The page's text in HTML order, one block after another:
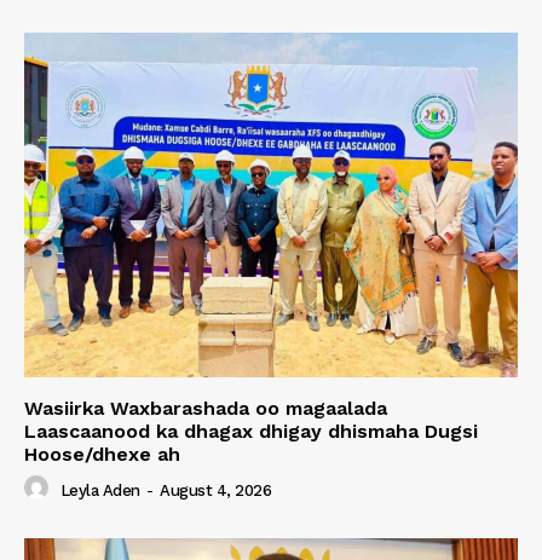
Wasiirka Waxbarashada oo magaalada
Laascaanood ka dhagax dhigay dhismaha Dugsi
Hoose/dhexe ah
Leyla Aden - August 4, 2026